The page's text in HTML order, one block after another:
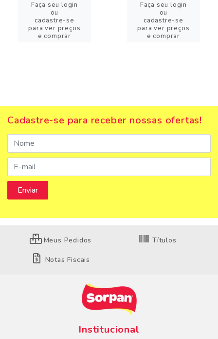
Faça seu login
ou
cadastre-se
para ver preços
e comprar
Faça seu login
ou
cadastre-se
para ver preços
e comprar
Cadastre-se para receber nossas ofertas!
Meus Pedidos Títulos
Notas Fiscais
Institucional